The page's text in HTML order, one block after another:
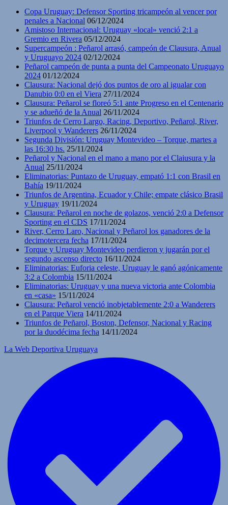
Copa Uruguay: Defensor Sporting tricampeón al vencer por
penales a Nacional 06/12/2024
Amistoso Internacional: Uruguay «local» venció 2:1 a
Gremio en Rivera 05/12/2024
Supercampeón : Peñarol arrasó, campeón de Clausura, Anual
y Uruguayo 2024 02/12/2024
Peñarol campeón de punta a punta del Campeonato Uruguayo
2024 01/12/2024
Clausura: Nacional dejó dos puntos de oro al igualar con
Danubio 0:0 en el Viera 27/11/2024
Clausura: Peñarol se floreó 5:1 ante Progreso en el Centenario
y se adueñó de la Anual 26/11/2024
Triunfos de Cerro Largo, Racing, Deportivo, Peñarol, River,
Liverpool y Wanderers 26/11/2024
Segunda División: Uruguay Montevideo – Torque, martes a
las 16:30 hs. 25/11/2024
Peñarol y Nacional en el mano a mano por el Claiusura y la
Anual 25/11/2024
Eliminatorias: Puntazo de Uruguay, empató 1:1 con Brasil en
Bahía 19/11/2024
Triunfos de Argentina, Ecuador y Chile; empate clásico Brasil
y Uruguay 19/11/2024
Clausura: Peñarol en noche de golazos, venció 2:0 a Defensor
Sporting en el CDS 17/11/2024
River, Cerro Laro, Nacional y Peñarol los ganadores de la
decimotercera fecha 17/11/2024
Torque y Uruguay Montevideo perdieron y jugarán por el
segundo ascenso directo 16/11/2024
Eliminatorias: Euforia celeste, Uruguay le ganó agónicamente
3:2 a Colombia 15/11/2024
Eliminatorias: Uruguay y una nueva victoria ante Colombia
en «casa» 15/11/2024
Clausura: Peñarol venció inobjetablemente 2:0 a Wanderers
en el Parque Viera 14/11/2024
Triunfos de Peñarol, Boston, Defensor, Nacional y Racing
por la duodécima fecha 14/11/2024
La Web Deportiva Uruguaya